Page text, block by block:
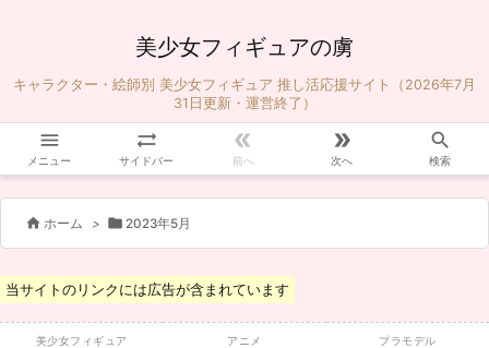
美少女フィギュアの虜
キャラクター・絵師別 美少女フィギュア 推し活応援サイト（2026年7月
31日更新・運営終了）

メニュー

サイドバー

前へ

次へ

検索
 ホーム >  2023年5月
当サイトのリンクには広告が含まれています
美少女フィギュア アニメ プラモデル